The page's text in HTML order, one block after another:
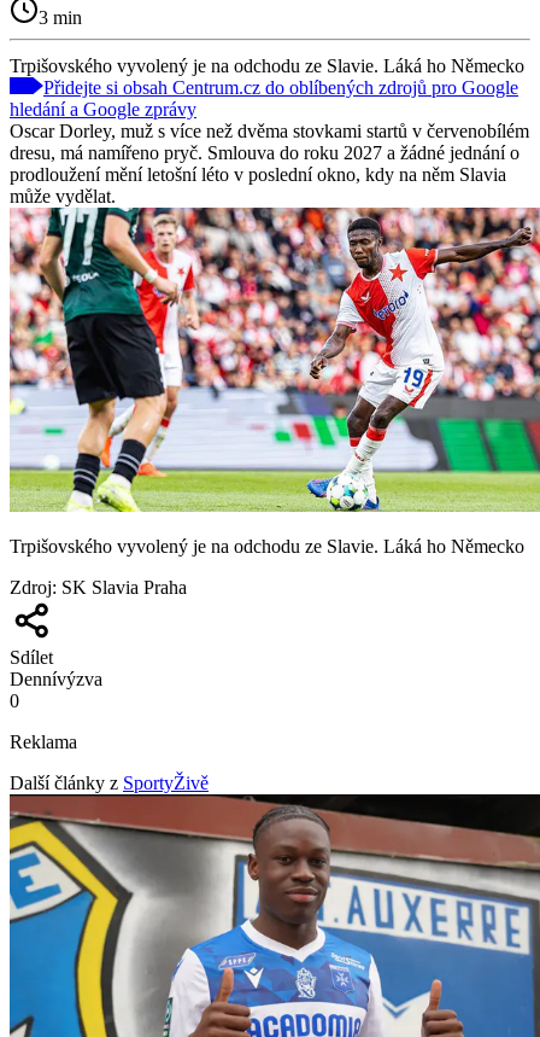
3 min
Trpišovského vyvolený je na odchodu ze Slavie. Láká ho Německo
Přidejte si obsah Centrum.cz do oblíbených zdrojů pro Google
hledání a Google zprávy
Oscar Dorley, muž s více než dvěma stovkami startů v červenobílém
dresu, má namířeno pryč. Smlouva do roku 2027 a žádné jednání o
prodloužení mění letošní léto v poslední okno, kdy na něm Slavia
může vydělat.
Trpišovského vyvolený je na odchodu ze Slavie. Láká ho Německo
Zdroj: SK Slavia Praha
Sdílet
Dennívýzva
0
Reklama
Další články z SportyŽivě